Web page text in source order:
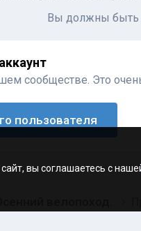
Вы должны быть
сообществе. Это
пользователя
вы соглашаетесь с